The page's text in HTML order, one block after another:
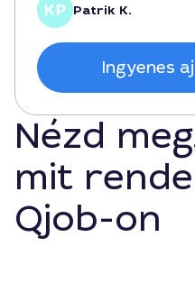
Patrik K.
Ingyenes
Nézd
mit
Qjob-on